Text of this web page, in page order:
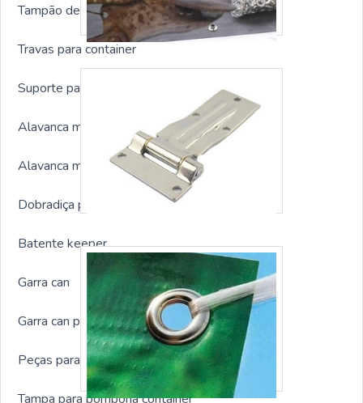
Tampão de borracha para container
Travas para container
Suporte para alavanca
Alavanca modelo 01
Alavanca modelo 02
Dobradiça para containers sp
Batente keeper
Garra can
Garra can para container
Peças para container marítimo
Tampa para bombona container